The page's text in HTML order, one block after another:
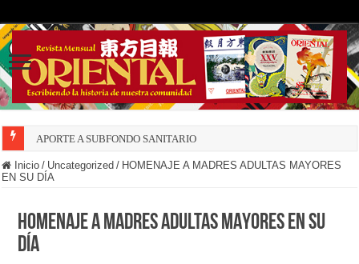
APORTE A SUBFONDO SANITARIO
Inicio / Uncategorized / HOMENAJE A MADRES ADULTAS MAYORES
EN SU DÍA
HOMENAJE A MADRES ADULTAS MAYORES EN SU
DÍA